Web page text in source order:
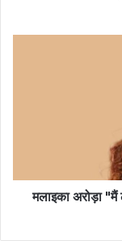
मलाइका अरोड़ा "मैं